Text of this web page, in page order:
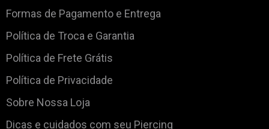
Formas de Pagamento e Entrega
Política de Troca e Garantia
Política de Frete Grátis
Política de Privacidade
Sobre Nossa Loja
Dicas e cuidados com seu Piercing